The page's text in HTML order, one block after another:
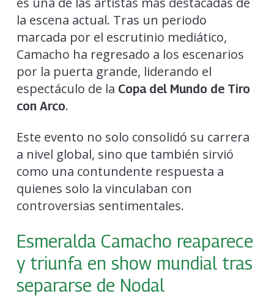
la escena actual. Tras un periodo
marcada por el escrutinio mediático,
Camacho ha regresado a los escenarios
por la puerta grande, liderando el
espectáculo de la Copa del Mundo de Tiro
con Arco.
Este evento no solo consolidó su carrera
a nivel global, sino que también sirvió
como una contundente respuesta a
quienes solo la vinculaban con
controversias sentimentales.
Esmeralda Camacho reaparece
y triunfa en show mundial tras
separarse de Nodal